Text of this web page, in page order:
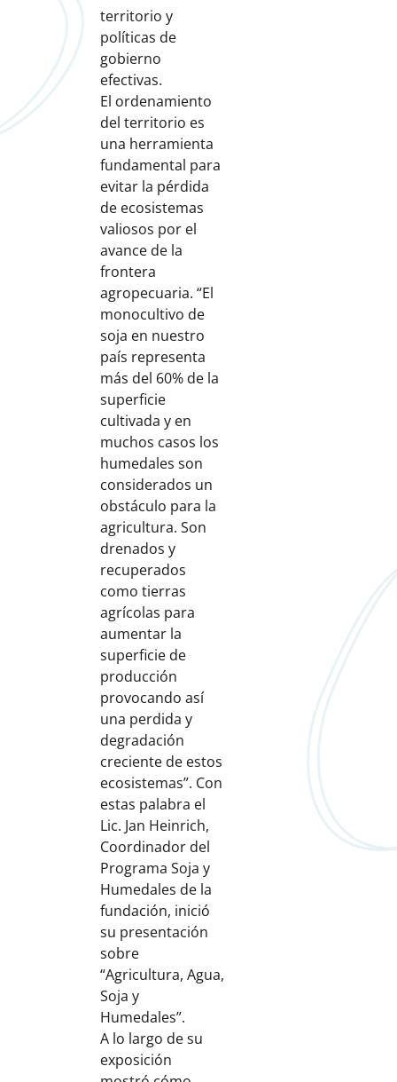
territorio y
políticas de
gobierno
efectivas.
El ordenamiento
del territorio es
una herramienta
fundamental para
evitar la pérdida
de ecosistemas
valiosos por el
avance de la
frontera
agropecuaria. “El
monocultivo de
soja en nuestro
país representa
más del 60% de la
superficie
cultivada y en
muchos casos los
humedales son
considerados un
obstáculo para la
agricultura. Son
drenados y
recuperados
como tierras
agrícolas para
aumentar la
superficie de
producción
provocando así
una perdida y
degradación
creciente de estos
ecosistemas”. Con
estas palabra el
Lic. Jan Heinrich,
Coordinador del
Programa Soja y
Humedales de la
fundación, inició
su presentación
sobre
“Agricultura, Agua,
Soja y
Humedales”.
A lo largo de su
exposición